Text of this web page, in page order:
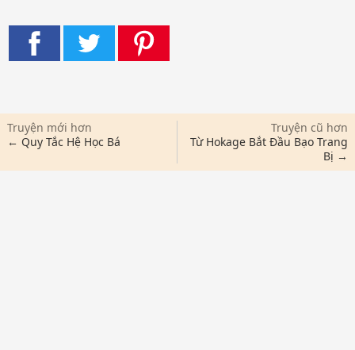
Truyện mới hơn
← Quy Tắc Hệ Học Bá
Truyện cũ hơn
Từ Hokage Bắt Đầu Bạo Trang
Bị →